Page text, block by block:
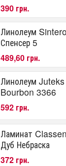
390 грн.
Линолеум
Спенсер 5
489,60 грн.
Линолеум
Bourbon 3366
592 грн.
Ламинат
Дуб Небраска
372 грн.